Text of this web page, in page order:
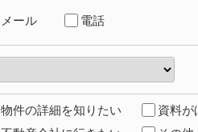
メール 電話
物件の詳細を知りたい 資料が